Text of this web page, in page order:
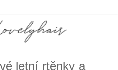
letní rtěnky a